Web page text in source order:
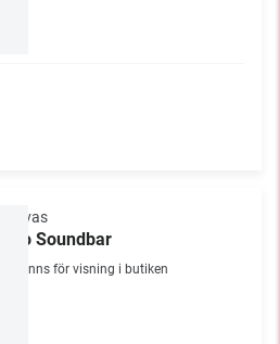
Canvas
Solo Soundbar
Finns för visning i butiken